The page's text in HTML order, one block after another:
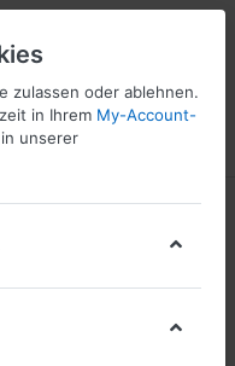
Wunschliste
22
zulassen oder ablehnen.
in Ihrem My-Account-
unserer